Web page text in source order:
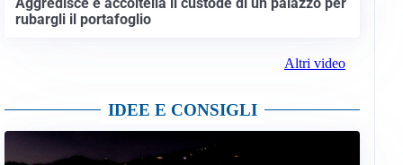
rubargli il portafoglio
Altri video
IDEE E CONSIGLI